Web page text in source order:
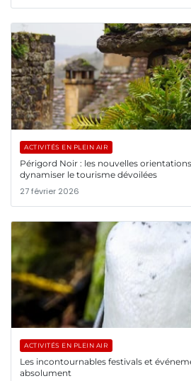
ACTIVITÉS EN PLEIN AIR
Périgord Noir : les nouvelles
dynamiser le tourisme dévoilées
27 février 2026
ACTIVITÉS EN PLEIN AIR
Les incontournables festivals et
absolument